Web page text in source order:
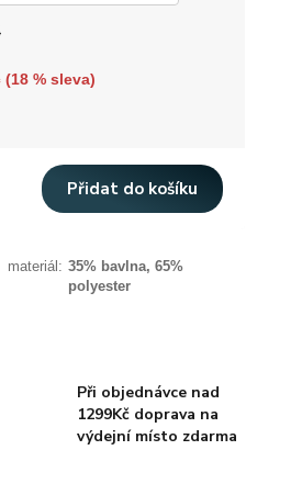
(18% sleva)
Přidat do košíku
materiál: 35% bavlna, 65%
polyester
Při objednávce nad
1299Kč doprava na
výdejní místo zdarma